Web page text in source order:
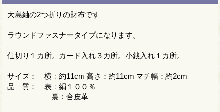
大島紬の2つ折りの財布です
ラウンドファスナータイプになります。
仕切り１カ所。カード入れ３カ所。小銭入れ１カ所。
サイズ： 横：約11cm 高さ：約11cm マチ幅：約2cm
品 質： 表：絹１００％
裏：合皮革